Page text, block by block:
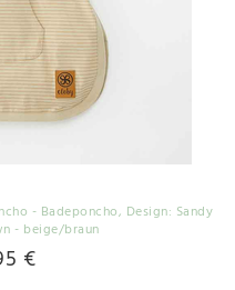
- Badeponcho, Design: Sandy
- beige/braun
€